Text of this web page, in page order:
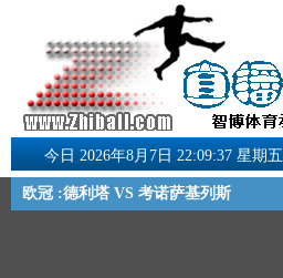
今日 2026年8月7日 22:09:38 星期五
欧冠 :德利塔 VS 考诺萨基列斯